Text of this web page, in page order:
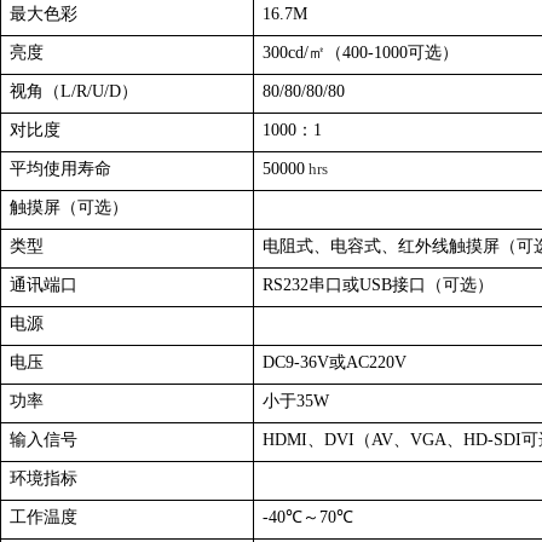
最大色彩 16.7M
亮度 300cd/㎡（400-1000可选）
视角（L/R/U/D） 80/80/80/80
对比度 1000 ：1
平均使用寿命 50000 hrs
触摸屏（可选）
类型 电阻式、电容式、红外线触摸屏（可
通讯端口 RS232串口或USB接口（可选）
电源
电压 DC9-36V或AC220V
功率 小于35W
输入信号 HDMI 、DVI（AV、VGA、HD-SDI可
环境指标
工作温度 -40℃～70℃